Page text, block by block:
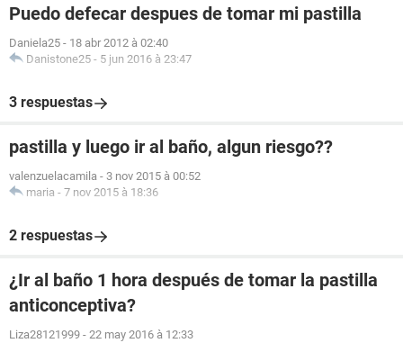
Puedo defecar despues de tomar mi pastilla
Daniela25 - 18 abr 2012 à 02:40
Danistone25 - 5 jun 2016 à 23:47
3 respuestas
pastilla y luego ir al baño, algun riesgo??
valenzuelacamila - 3 nov 2015 à 00:52
maria - 7 nov 2015 à 18:36
2 respuestas
¿Ir al baño 1 hora después de tomar la pastilla
anticonceptiva?
Liza28121999 - 22 may 2016 à 12:33